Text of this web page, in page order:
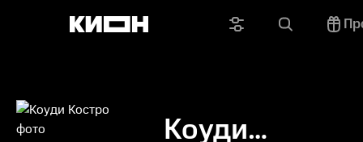
Коуди